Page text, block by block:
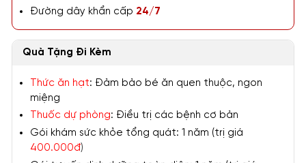
Đường dây khẩn cấp 24/7
Quà Tặng Đi Kèm
Thức ăn hạt: Đảm bảo bé ăn quen thuộc, ngon
miệng
Thuốc dự phòng: Điều trị các bệnh cơ bản
Gói khám sức khỏe tổng quát: 1 năm (trị giá
400.000đ)